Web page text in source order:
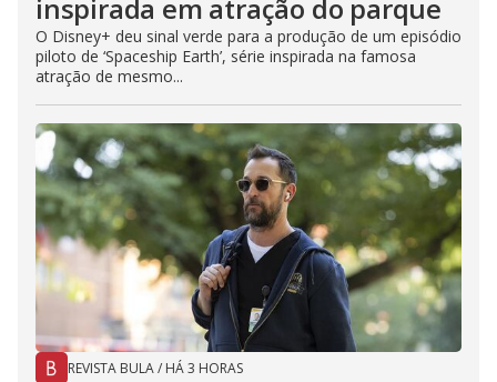
inspirada em atração do parque
O Disney+ deu sinal verde para a produção de um episódio
piloto de ‘Spaceship Earth’, série inspirada na famosa
atração de mesmo...
REVISTA BULA/ HÁ 3 HORAS